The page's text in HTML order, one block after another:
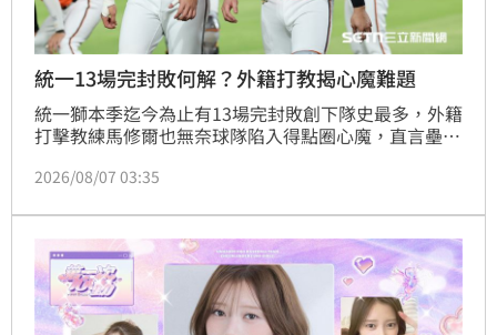
統一13場完封敗何解？外籍打教揭心魔難題
統一獅本季迄今為止有13場完封敗創下隊史最多，外籍
打擊教練馬修爾也無奈球隊陷入得點圈心魔，直言壘上
擊不佳的責任。
2026/08/07 03:35